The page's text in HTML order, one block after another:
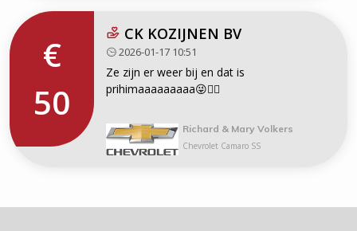
€
50
CK KOZIJNEN BV
2026-01-17 10:51
Ze zijn er weer bij en dat is
prihimaaaaaaaaa😜👍🏻
Richard & Mary Volkers
Chevrolet Camaro SS